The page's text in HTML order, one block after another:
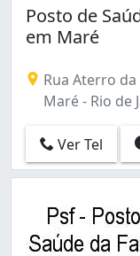
Engenho da
Engenho de
Flamengo (2)
Freguesia
Galeão (1)
Gardênia Azul
Glória (1)
Grajaú (1)
Guadalupe (1)
Guaratiba (7)
Posto de
em Maré
Rua Aterro
Maré - Rio de
Ver Tel